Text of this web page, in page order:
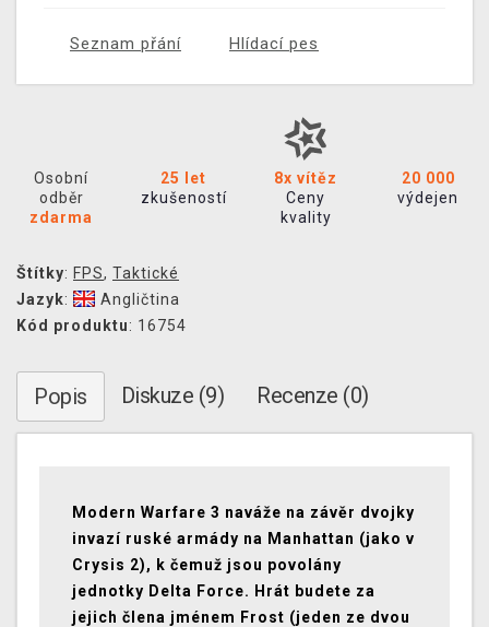
Seznam přání Hlídací pes
Osobní
odběr
zdarma
25 let
zkušeností
8x vítěz
Ceny
kvality
20 000
výdejen
Štítky: FPS, Taktické
Jazyk:
Angličtina
Kód produktu: 16754
Popis Diskuze (9) Recenze (0)
Modern Warfare 3 naváže na závěr dvojky
invazí ruské armády na Manhattan (jako v
Crysis 2), k čemuž jsou povolány
jednotky Delta Force. Hrát budete za
jejich člena jménem Frost (jeden ze dvou